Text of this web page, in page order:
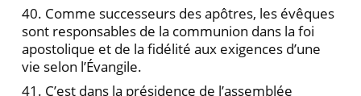
40. Comme successeurs des apôtres, les évêques
sont responsables de la communion dans la foi
apostolique et de la fidélité aux exigences d’une
vie selon l’Évangile.
41. C’est dans la présidence de l’assemblée